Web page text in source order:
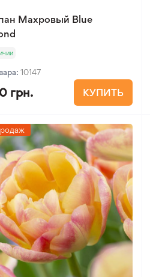
Махровый Blue
10147
грн. КУПИТЬ